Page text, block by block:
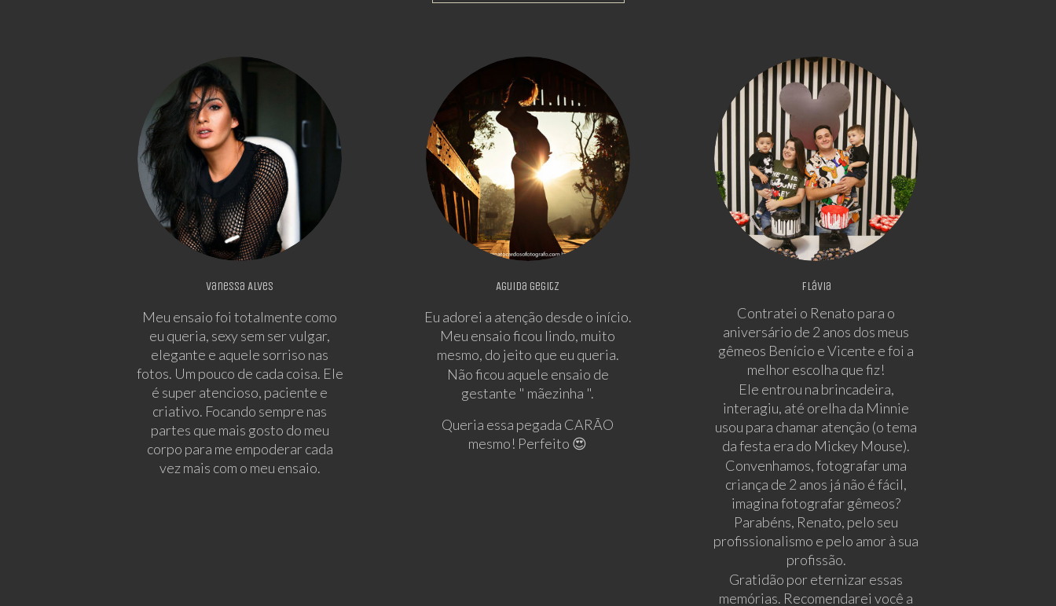
Vanessa Alves
Meu ensaio foi totalmente como
eu queria, sexy sem ser vulgar,
elegante e aquele sorriso nas
fotos. Um pouco de cada coisa. Ele
é super atencioso, paciente e
criativo. Focando sempre nas
partes que mais gosto do meu
corpo para me empoderar cada
vez mais com o meu ensaio.
Aguida Gegitz
Eu adorei a atenção desde o início.
Meu ensaio ficou lindo, muito
mesmo, do jeito que eu queria.
Não ficou aquele ensaio de
gestante " mãezinha ".
Queria essa pegada CARÃO
mesmo! Perfeito 😍
Flávia
Contratei o Renato para o
aniversário de 2 anos dos meus
gêmeos Benício e Vicente e foi a
melhor escolha que fiz!
Ele entrou na brincadeira,
interagiu, até orelha da Minnie
usou para chamar atenção (o tema
da festa era do Mickey Mouse).
Convenhamos, fotografar uma
criança de 2 anos já não é fácil,
imagina fotografar gêmeos?
Parabéns, Renato, pelo seu
profissionalismo e pelo amor à sua
profissão.
Gratidão por eternizar essas
memórias. Recomendarei você a